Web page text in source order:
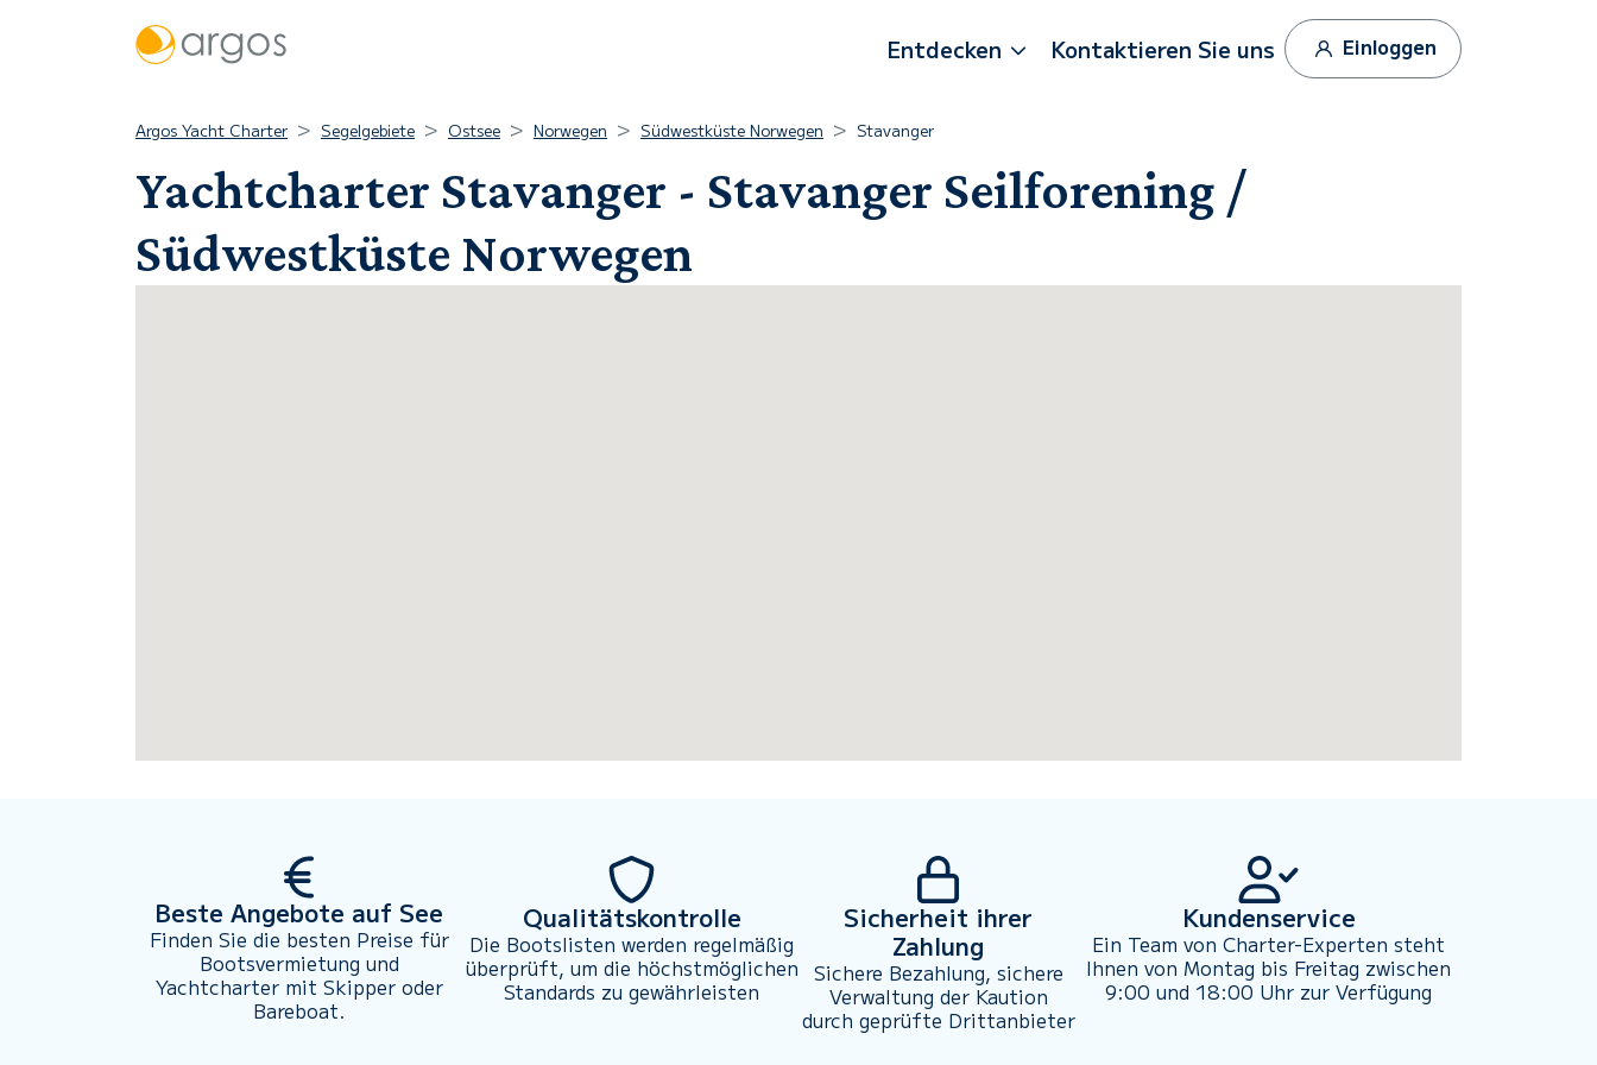
Entdecken Kontaktieren Sie uns Einloggen
Argos Yacht Charter Segelgebiete Ostsee Norwegen Südwestküste Norwegen Stavanger
Yachtcharter Stavanger - Stavanger Seilforening /
Südwestküste Norwegen
Beste Angebote auf See
Finden Sie die besten Preise für
Bootsvermietung und
Yachtcharter mit Skipper oder
Bareboat.
Qualitätskontrolle
Die Bootslisten werden regelmäßig
überprüft, um die höchstmöglichen
Standards zu gewährleisten
Sicherheit ihrer
Zahlung
Sichere Bezahlung, sichere
Verwaltung der Kaution
durch geprüfte Drittanbieter
Kundenservice
Ein Team von Charter-Experten steht
Ihnen von Montag bis Freitag zwischen
9:00 und 18:00 Uhr zur Verfügung